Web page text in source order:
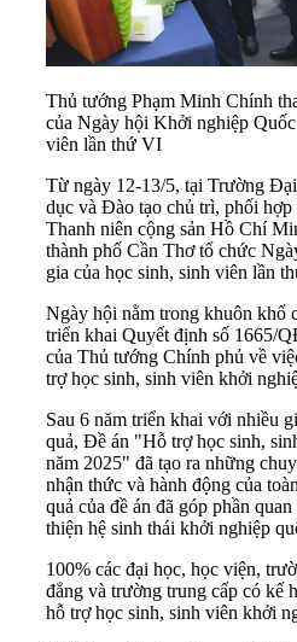
Thủ tướng Phạm Minh Chính
của Ngày hội Khởi nghiệp
viên lần thứ VI
Từ ngày 12-13/5, tại Trường
dục và Đào tạo chủ trì, phối
Thanh niên cộng sản Hồ Chí
thành phố Cần Thơ tổ chức
gia của học sinh, sinh viên lần
Ngày hội nằm trong khuôn khổ
triển khai Quyết định số 1665/
của Thủ tướng Chính phủ về
trợ học sinh, sinh viên khởi
Sau 6 năm triển khai với nhiều
quả, Đề án "Hỗ trợ học sinh,
năm 2025" đã tạo ra những
nhận thức và hành động của
quả của đề án đã góp phần
thiện hệ sinh thái khởi nghiệp
100% các đại học, học viện,
đẳng và trường trung cấp có kế
hỗ trợ học sinh, sinh viên khởi